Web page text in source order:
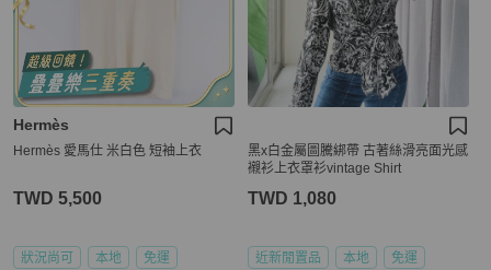
Hermès
Hermès 愛馬仕 米白色 短袖上衣
TWD 5,500
狀況尚可 本地 免運
黑x白金屬圖騰綁帶 古著絲滑亮面光感
襯衫上衣罩衫vintage Shirt
TWD 1,080
近新閒置品 本地 免運